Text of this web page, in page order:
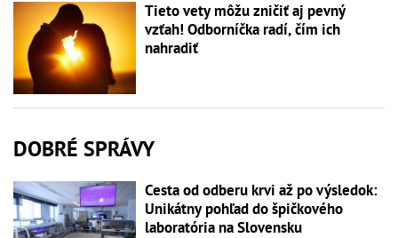
Tieto vety môžu zničiť aj pevný
vzťah! Odborníčka radí, čím ich
nahradiť
DOBRÉ SPRÁVY
Cesta od odberu krvi až po výsledok:
Unikátny pohľad do špičkového
laboratória na Slovensku